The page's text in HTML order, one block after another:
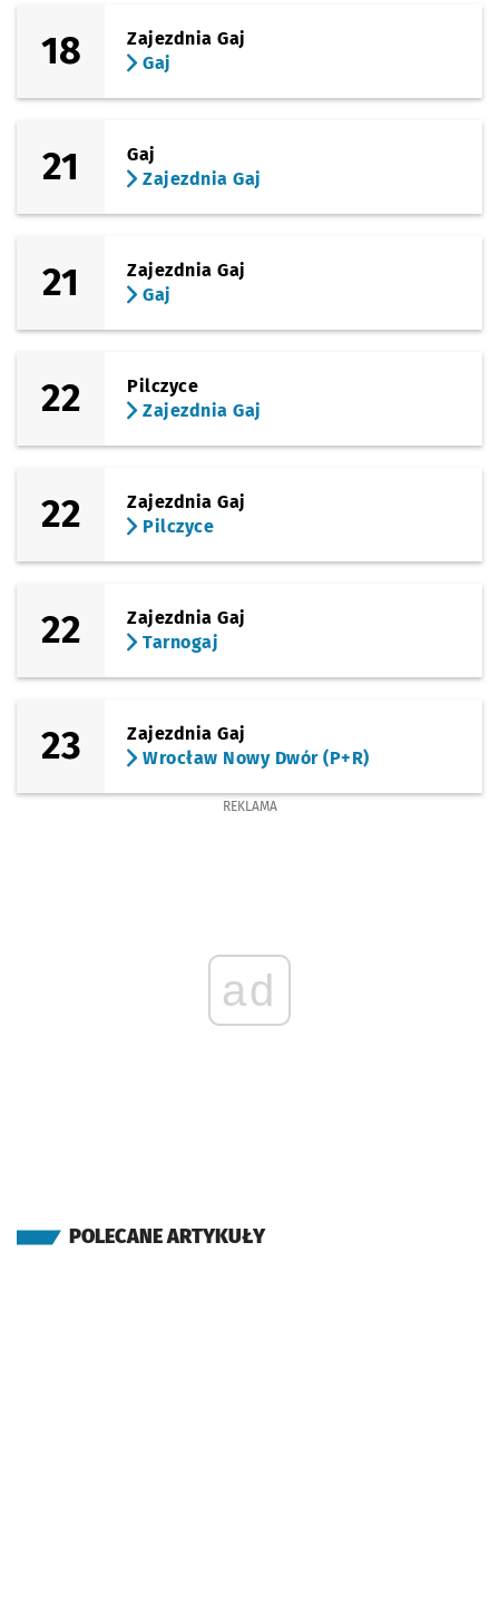
18
Zajezdnia Gaj
Gaj
21
Gaj
Zajezdnia Gaj
21
Zajezdnia Gaj
Gaj
22
Pilczyce
Zajezdnia Gaj
22
Zajezdnia Gaj
Pilczyce
22
Zajezdnia Gaj
Tarnogaj
23
Zajezdnia Gaj
Wrocław Nowy Dwór (P+R)
REKLAMA
ad
POLECANE ARTYKUŁY